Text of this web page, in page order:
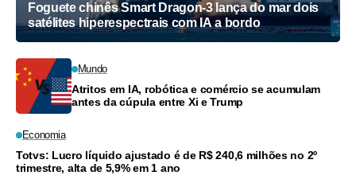
Foguete chinês Smart Dragon-3 lança do mar dois
satélites hiperespectrais com IA a bordo
Mundo
Atritos em IA, robótica e comércio se acumulam
antes da cúpula entre Xi e Trump
Economia
Totvs: Lucro líquido ajustado é de R$ 240,6 milhões no 2º
trimestre, alta de 5,9% em 1 ano